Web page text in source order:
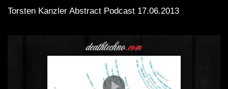
Torsten Kanzler Abstract Podcast 17.06.2013